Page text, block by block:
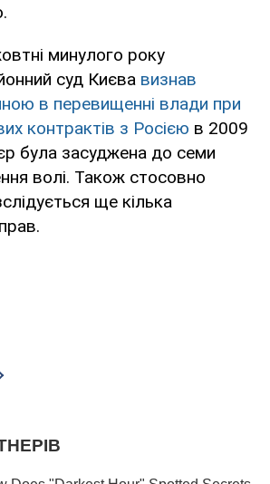
минулого року
суд Києва визнав
в перевищенні влади при
контрактів з Росією в 2009
була засуджена до семи
волі. Також стосовно
ще кілька